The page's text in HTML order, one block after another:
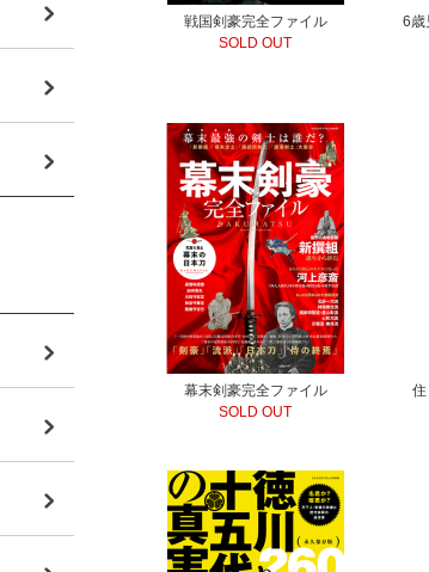
戦国剣豪完全ファイル
SOLD OUT
6
幕末剣豪完全ファイル
SOLD OUT